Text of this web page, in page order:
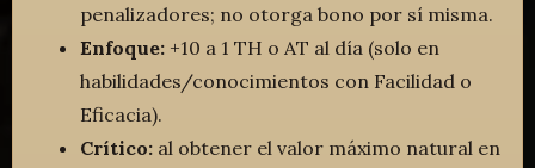
penalizadores; no otorga bono por sí misma.
Enfoque: +10 a 1 TH o AT al día (solo en
habilidades/conocimientos con Facilidad o
Eficacia).
Crítico: al obtener el valor máximo natural en